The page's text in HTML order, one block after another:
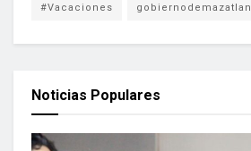
#Vacaciones gobiernodemazatlan
Noticias Populares